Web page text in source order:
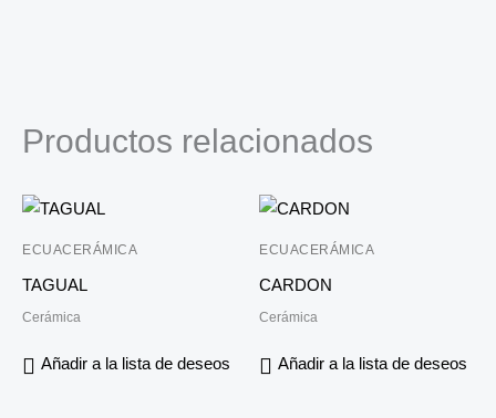
Productos relacionados
ECUACERÁMICA
TAGUAL
Cerámica
Añadir a la lista de deseos
ECUACERÁMICA
CARDON
Cerámica
Añadir a la lista de deseos